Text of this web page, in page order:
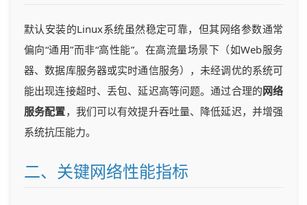
默认安装的Linux系统虽然稳定可靠，但其网络参数通常
偏向“通用”而非“高性能”。在高流量场景下（如Web服务
器、数据库服务器或实时通信服务），未经调优的系统可
能出现连接超时、丢包、延迟高等问题。通过合理的网络
服务配置，我们可以有效提升吞吐量、降低延迟，并增强
系统抗压能力。
二、关键网络性能指标